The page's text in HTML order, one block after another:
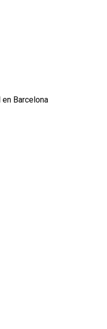
Barcelona